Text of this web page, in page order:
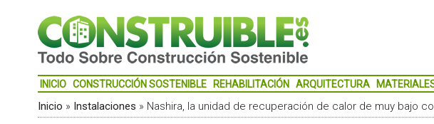
INICIO CONSTRUCCIÓN SOSTENIBLE REHABILITACIÓN ARQUITECTURA
Inicio » Instalaciones » Nashira, la unidad de recuperación de calor de muy bajo